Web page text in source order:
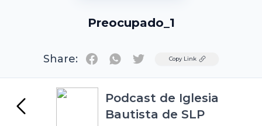
Preocupado_1
Share: TwitterCopy Link
Podcast de Iglesia
Bautista de SLP